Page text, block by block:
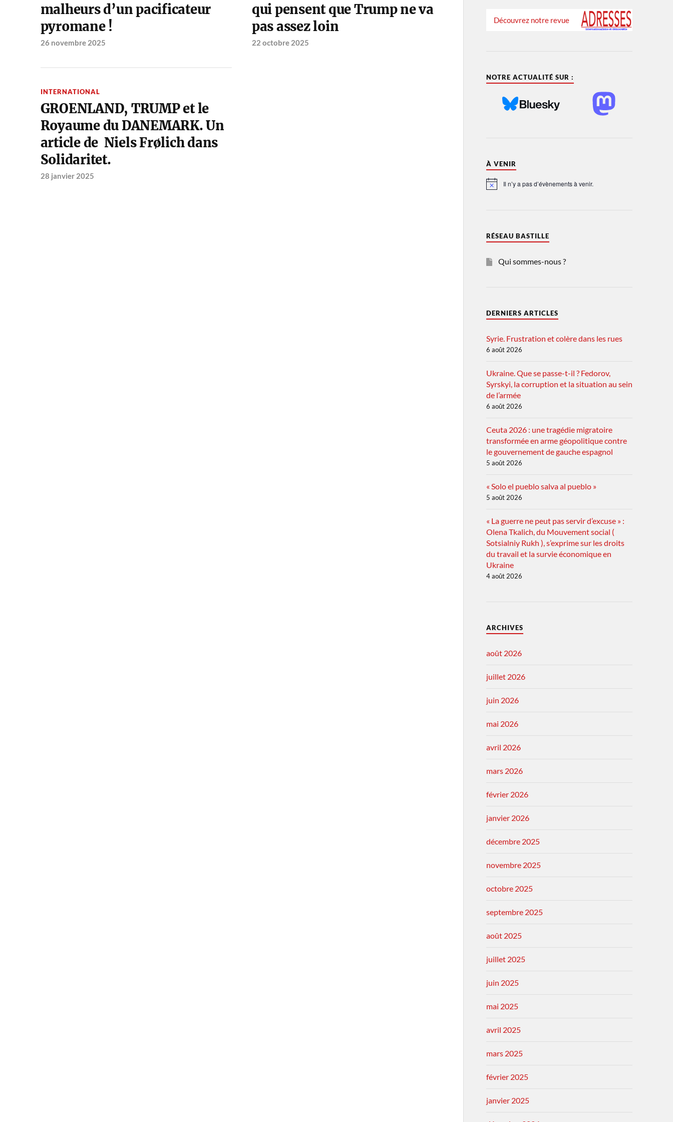
malheurs d’un pacificateur
pyromane !
26 novembre 2025
qui pensent que Trump ne va
pas assez loin
22 octobre 2025
INTERNATIONAL
GROENLAND, TRUMP et le
Royaume du DANEMARK. Un
article de Niels Frølich dans
Solidaritet.
28 janvier 2025
Découvrez notre revue
NOTRE ACTUALITÉ SUR :
À VENIR
Notice Il n’y a pas d’évènements à venir.
RÉSEAU BASTILLE
Qui sommes-nous ?
DERNIERS ARTICLES
Syrie. Frustration et colère dans les rues
6 août 2026
Ukraine. Que se passe-t-il ? Fedorov,
Syrskyi, la corruption et la situation au sein
de l’armée
6 août 2026
Ceuta 2026 : une tragédie migratoire
transformée en arme géopolitique contre
le gouvernement de gauche espagnol
5 août 2026
« Solo el pueblo salva al pueblo »
5 août 2026
« La guerre ne peut pas servir d’excuse » :
Olena Tkalich, du Mouvement social (
Sotsialniy Rukh ), s’exprime sur les droits
du travail et la survie économique en
Ukraine
4 août 2026
ARCHIVES
août 2026
juillet 2026
juin 2026
mai 2026
avril 2026
mars 2026
février 2026
janvier 2026
décembre 2025
novembre 2025
octobre 2025
septembre 2025
août 2025
juillet 2025
juin 2025
mai 2025
avril 2025
mars 2025
février 2025
janvier 2025